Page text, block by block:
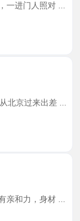
一进门人照对 ...
北京过来出差 ...
亲和力，身材 ...